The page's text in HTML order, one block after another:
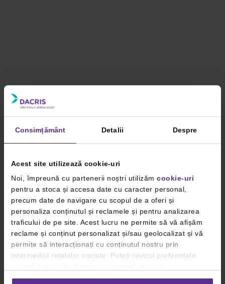
Consimțământ Detalii Despre
Acest site utilizează cookie-uri
Noi, împreună cu partenerii noștri utilizăm cookie-uri
pentru a stoca și accesa date cu caracter personal,
precum date de navigare cu scopul de a oferi și
personaliza conținutul și reclamele și pentru analizarea
traficului de pe site. Acest lucru ne permite să vă afișăm
reclame și conținut personalizat și/sau geolocalizat și vă
permite să interacționați cu conținutul nostru prin
intermediul rețelelor sociale. Puteți revizui preferințele
consimțământul oricând, făcând click pe linkul către